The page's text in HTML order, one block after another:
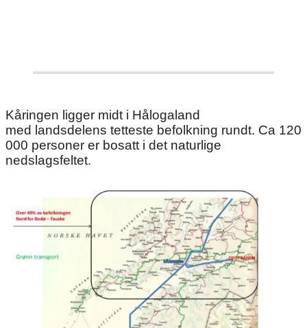
Kåringen ligger midt i Hålogaland
med landsdelens tetteste befolkning rundt. Ca 120
000 personer er bosatt i det naturlige
nedslagsfeltet.